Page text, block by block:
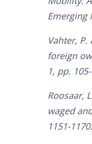
Emerging
Vahter,
foreign
1, pp.
Roosaar,
waged
1151-1170.